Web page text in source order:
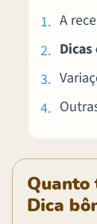
A
Quanto
Dica